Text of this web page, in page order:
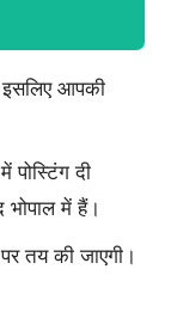
इसलिए आपकी
दी
में हैं।
तय की जाएगी।